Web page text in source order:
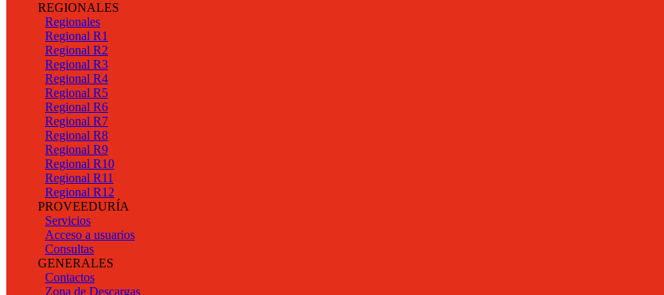
REGIONALES
Regionales
Regional R1
Regional R2
Regional R3
Regional R4
Regional R5
Regional R6
Regional R7
Regional R8
Regional R9
Regional R10
Regional R11
Regional R12
PROVEEDURÍA
Servicios
Acceso a usuarios
Consultas
GENERALES
Contactos
Zona de Descargas